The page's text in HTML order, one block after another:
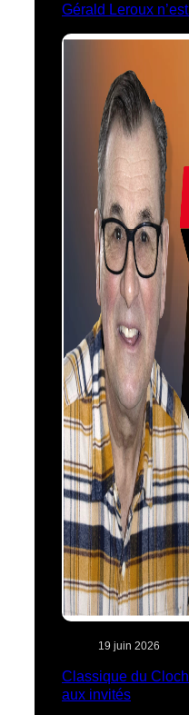
Gérald Leroux
19 juin 2026
Classique du
aux invités